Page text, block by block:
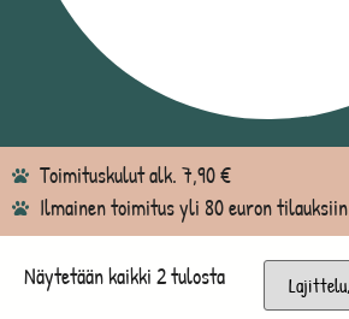
Toimituskulut alk. 7,90 €
Ilmainen toimitus yli 80 euron tilauksiin
Näytetään kaikki 2 tulosta